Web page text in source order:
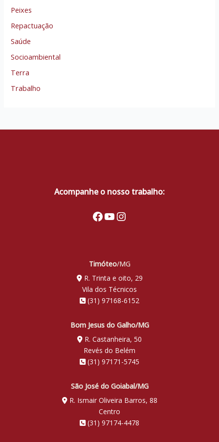
Peixes
Repactuação
Saúde
Socioambiental
Terra
Trabalho
Acompanhe o nosso trabalho:
Facebook
Youtube
Instagram
Timóteo/MG
R. Trinta e oito, 29
Vila dos Técnicos
(31) 97168-6152
Bom Jesus do Galho/MG
R. Castanheira, 50
Revés do Belém
(31) 97171-5745
São José do Goiabal/MG
R. Ismair Oliveira Barros, 88
Centro
(31) 97174-4478